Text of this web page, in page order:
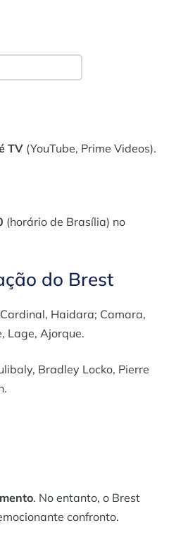
TV (YouTube, Prime Videos).
(horário de Brasília) no
do Brest
Haidara; Camara,
Lage, Ajorque.
Bradley Locko, Pierre
. No entanto, o Brest
confronto.